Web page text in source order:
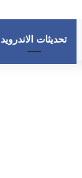
تحديثات الاندرويد